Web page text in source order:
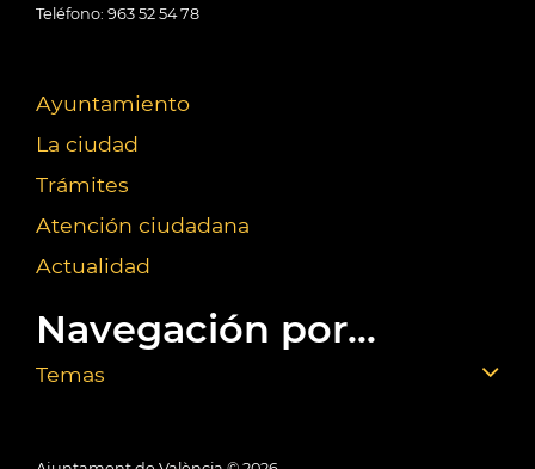
Teléfono: 963 52 54 78
Ayuntamiento
La ciudad
Trámites
Atención ciudadana
Actualidad
Navegación por...
Temas